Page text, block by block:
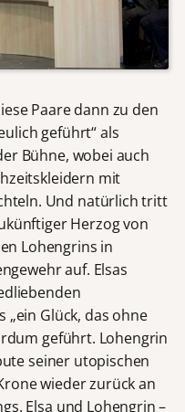
Paare dann zu den
geführt“ als
Bühne, wobei auch
mit
Und natürlich tritt
Herzog von
Lohengrins in
auf. Elsas
„ein Glück, das ohne
geführt. Lohengrin
seiner utopischen
wieder zurück an
Elsa und Lohengrin –